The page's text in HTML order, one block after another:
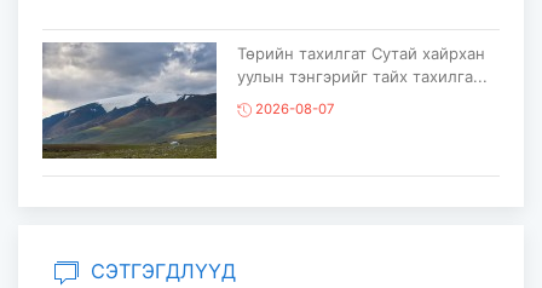
Төрийн тахилгат Сутай хайрхан
уулын тэнгэрийг тайх тахилга...
2026-08-07
СЭТГЭГДЛҮҮД